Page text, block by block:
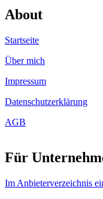
About
Startseite
Über mich
Impressum
Datenschutzerklärung
AGB
Für
Im Anbieterverzeichnis